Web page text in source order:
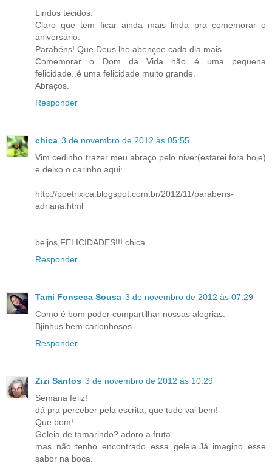
Lindos tecidos.
Claro que tem ficar ainda mais linda pra comemorar o
aniversário.
Parabéns! Que Deus lhe abençoe cada dia mais.
Comemorar o Dom da Vida não é uma pequena
felicidade..é uma felicidade muito grande.
Abraços.
Responder
chica 3 de novembro de 2012 às 05:55
Vim cedinho trazer meu abraço pelo niver(estarei fora hoje)
e deixo o carinho aqui:
http://poetrixica.blogspot.com.br/2012/11/parabens-
adriana.html
beijos,FELICIDADES!!! chica
Responder
Tami Fonseca Sousa 3 de novembro de 2012 às 07:29
Como é bom poder compartilhar nossas alegrias.
Bjinhus bem carionhosos.
Responder
Zizi Santos 3 de novembro de 2012 às 10:29
Semana feliz!
dá pra perceber pela escrita, que tudo vai bem!
Que bom!
Geleia de tamarindo? adoro a fruta
mas não tenho encontrado essa geleia.Já imagino esse
sabor na boca.